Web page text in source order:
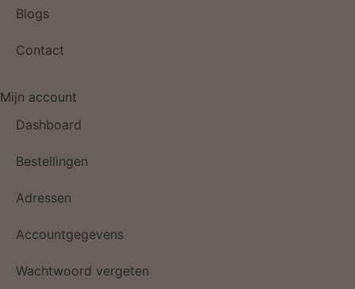
Blogs
Contact
Mijn account
Dashboard
Bestellingen
Adressen
Accountgegevens
Wachtwoord vergeten